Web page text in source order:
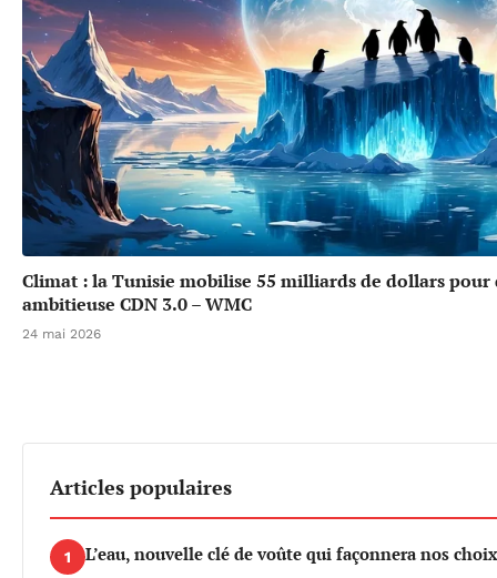
Climat : la Tunisie mobilise 55 milliards de dollars pour
ambitieuse CDN 3.0 – WMC
24 mai 2026
Articles populaires
1 L’eau, nouvelle clé de voûte qui façonnera nos